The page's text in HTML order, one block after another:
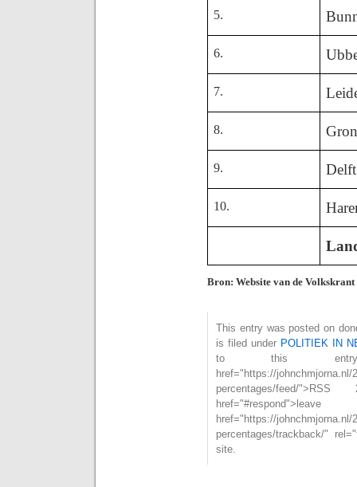
5.
6.
7.
8.
9. Delft
10.
Bron: Website van de Volkskrant
This entry was posted on
is filed under POLITIEK IN
to this
href="https://johnchmjorna.nl/
percentages/feed/
href="https://johnchmjorna.nl/
percentages/trackback/"
site.